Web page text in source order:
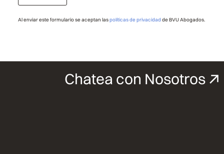
Al enviar este formulario se aceptan laspolíticas de privacidad de BVU Abogados.
Chatea con Nosotros